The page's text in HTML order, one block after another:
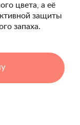
цвета, а её
защиты
запаха.